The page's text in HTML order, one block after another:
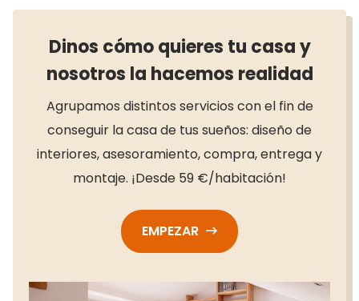
Dinos cómo quieres tu casa y
nosotros la hacemos realidad
Agrupamos distintos servicios con el fin de
conseguir la casa de tus sueños: diseño de
interiores, asesoramiento, compra, entrega y
montaje. ¡Desde 59 €/habitación!
EMPEZAR